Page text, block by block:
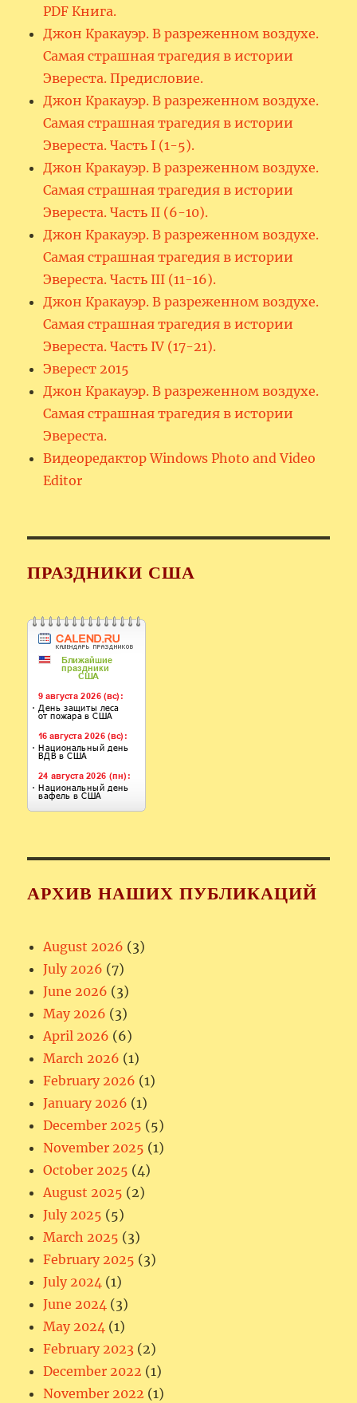
PDF Книга.
Джон Кракауэр. В разреженном воздухе.
Самая страшная трагедия в истории
Эвереста. Предисловие.
Джон Кракауэр. В разреженном воздухе.
Самая страшная трагедия в истории
Эвереста. Часть I (1-5).
Джон Кракауэр. В разреженном воздухе.
Самая страшная трагедия в истории
Эвереста. Часть II (6-10).
Джон Кракауэр. В разреженном воздухе.
Самая страшная трагедия в истории
Эвереста. Часть III (11-16).
Джон Кракауэр. В разреженном воздухе.
Самая страшная трагедия в истории
Эвереста. Часть IV (17-21).
Эверест 2015
Джон Кракауэр. В разреженном воздухе.
Самая страшная трагедия в истории
Эвереста.
Видеоредактор Windows Photo and Video
Editor
ПРАЗДНИКИ США
АРХИВ НАШИХ ПУБЛИКАЦИЙ
August 2026 (3)
July 2026 (7)
June 2026 (3)
May 2026 (3)
April 2026 (6)
March 2026 (1)
February 2026 (1)
January 2026 (1)
December 2025 (5)
November 2025 (1)
October 2025 (4)
August 2025 (2)
July 2025 (5)
March 2025 (3)
February 2025 (3)
July 2024 (1)
June 2024 (3)
May 2024 (1)
February 2023 (2)
December 2022 (1)
November 2022 (1)